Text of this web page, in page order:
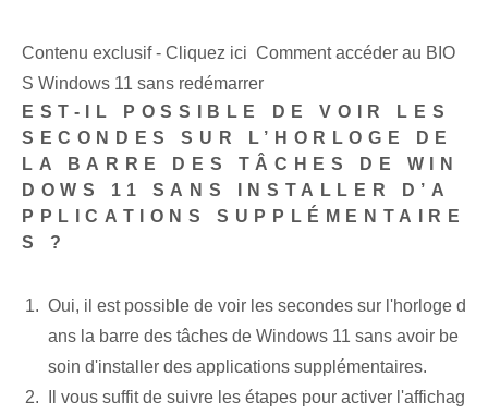
Contenu exclusif - Cliquez ici Comment accéder au BIO
S Windows 11 sans redémarrer
EST-IL POSSIBLE DE VOIR LES
SECONDES SUR L’HORLOGE DE
LA BARRE DES TÂCHES DE WIN
DOWS 11 SANS INSTALLER D’A
PPLICATIONS SUPPLÉMENTAIRE
S ?
Oui, il est possible de voir les secondes sur l'horloge d
ans la barre des tâches de Windows 11 sans avoir be
soin d'installer des applications supplémentaires.
Il vous suffit de suivre les étapes pour activer l'affichag